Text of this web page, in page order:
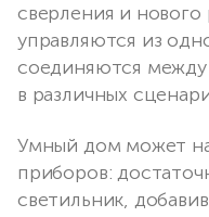
сверления и
управляются из
соединяются
в различных
Умный дом может
приборов:
светильник,